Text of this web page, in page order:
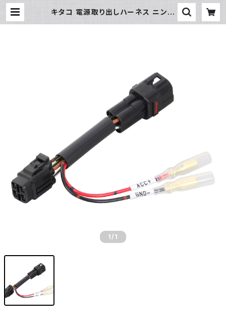
キタコ 電源取り出しハーネス ニンジ
1 /1